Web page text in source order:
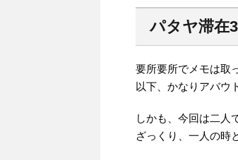
パタヤ滞在
要所要所でメモは取
以下、かなりアバウ
しかも、今回は二人
ざっくり、一人の時